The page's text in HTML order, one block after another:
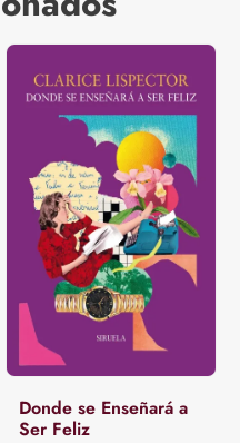
Donde se Enseñará a
Ser Feliz